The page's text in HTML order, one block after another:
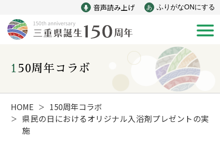
音声読み上げ あ ふりがなONにする
新着情報
みえ150年の歩み
災害
150周年コラボ
HOME ＞ 150周年コラボ
＞
県民の日におけるオリジナル入浴剤プレゼントの実
施